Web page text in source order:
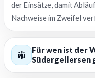
der Einsätze, damit
Nachweise im Zweifel
Für wen ist der
Südergellersen